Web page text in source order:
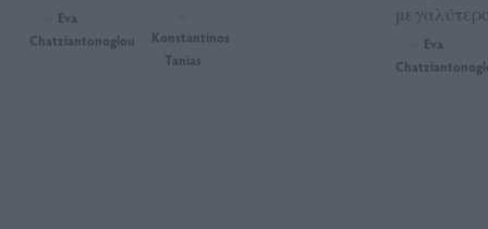
Eva
Chatziantonoglou
Konstantinos
Tanias
Eva